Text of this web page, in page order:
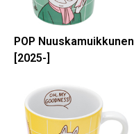
POP Nuuskamuikkunen
[2025-]